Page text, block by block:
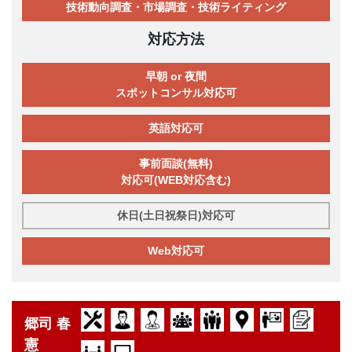
技術動向調査・市場調査・技術ライティング
対応方法
早朝 or 夜間
スポットコンサル対応可
英語対応可
事前面談(無料)
対応可(WEB対応含む)
休日(土日祝祭日)対応可
Web対応可
郷司 春
憲